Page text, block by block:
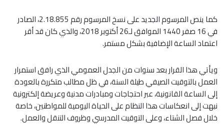
كما ينص المرسوم الجديد على نسخ المرسوم رقم 2.18.855، الصادر
في 16 صفر 1440 الموافق لـ26 أكتوبر 2018، والذي كان قد أقر
اعتماد الساعة الإضافية بشكل مستمر.
ويأتي هذا القرار بعد سنوات من الجدل العمومي الذي رافق استمرار
العمل بالتوقيت الصيفي طيلة السنة، في ظل مطالب متكررة بالعودة
إلى الساعة القانونية، عبر احتجاجات ومبادرات مدنية وعريضة إلكترونية
نبهت إلى انعكاسات هذا النظام على الحياة اليومية للمواطنين، خاصة
خلال فصل الشتاء، وعلى التوقيت المدرسي وظروف التنقل والعمل.